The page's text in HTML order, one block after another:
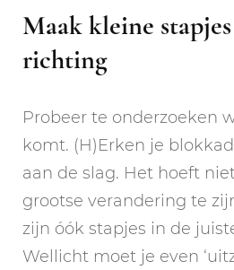
Maak kleine
richting
Probeer te onderzoeken
komt. (H)Erken je
aan de slag. Het hoeft
grootse verandering te
zijn óók stapjes in de
Wellicht moet je even